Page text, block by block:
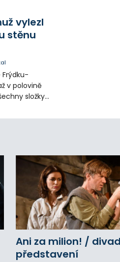
vylezl
stěnu
Frýdku-
v polovině
složky
drog do
Ani za milion! /
představení